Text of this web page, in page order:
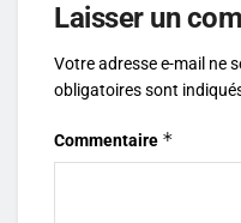
Laisser un
Votre adresse e-mail ne
obligatoires sont
Commentaire *